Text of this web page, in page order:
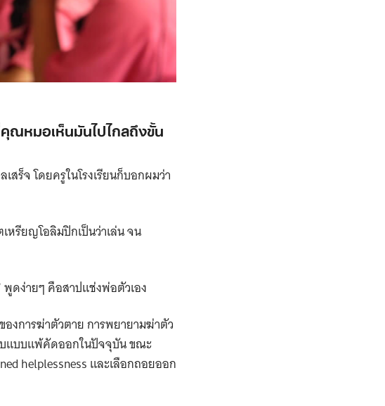
ณหมอเห็นมันไปไกลถึงขั้น
ร็จ โดยครูในโรงเรียนก็บอกผมว่า
หรียญโอลิมปิกเป็นว่าเล่น จน
ดง่ายๆ คือสาปแช่งพ่อตัวเอง
องการฆ่าตัวตาย การพยายามฆ่าตัว
บแบบแพ้คัดออกในปัจจุบัน ขณะ
helplessness และเลือกถอยออก